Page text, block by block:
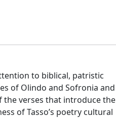
to biblical, patristic
of Olindo and Sofronia and
the verses that introduce the
of Tasso’s poetry cultural